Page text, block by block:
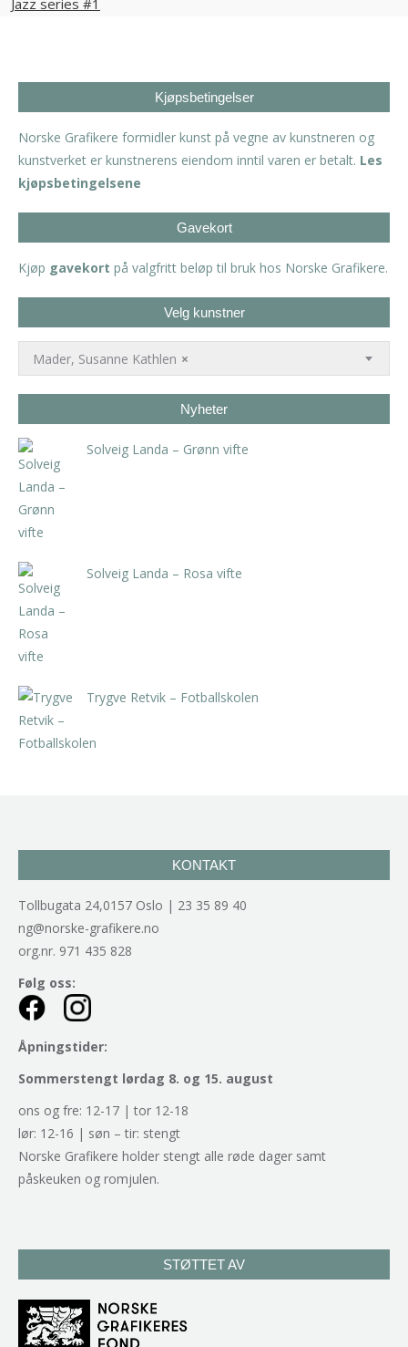
Kjøpsbetingelser
Norske Grafikere formidler kunst på vegne av kunstneren og
kunstverket er kunstnerens eiendom inntil varen er betalt. Les
kjøpsbetingelsene
Gavekort
Kjøp gavekort på valgfritt beløp til bruk hos Norske Grafikere.
Velg kunstner
×
Mader, Susanne Kathlen
Nyheter
Solveig Landa – Grønn vifte
Solveig Landa – Rosa vifte
Trygve Retvik – Fotballskolen
KONTAKT
Tollbugata 24,0157 Oslo | 23 35 89 40
ng@norske-grafikere.no
org.nr. 971 435 828
Følg oss:
Åpningstider:
Sommerstengt lørdag 8. og 15. august
ons og fre: 12-17 | tor 12-18
lør: 12-16 | søn – tir: stengt
Norske Grafikere holder stengt alle røde dager samt
påskeuken og romjulen.
STØTTET AV